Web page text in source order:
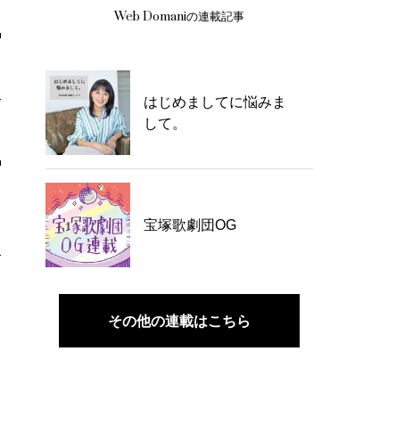
Web Domaniの連載記事
はじめましてに悩みま
して。
宝塚歌劇団OG
その他の連載はこちら